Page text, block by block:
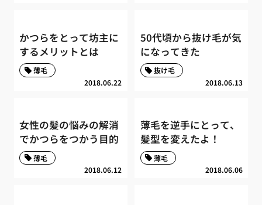
かつらをとって坊主に
するメリットとは
2018.06.22
薄毛
50代頃から抜け毛が気
になってきた
2018.06.13
抜け毛
女性の髪の悩みの解消
でかつらをつかう目的
2018.06.12
薄毛
薄毛を逆手にとって、
髪型を変えたよ！
2018.06.06
薄毛